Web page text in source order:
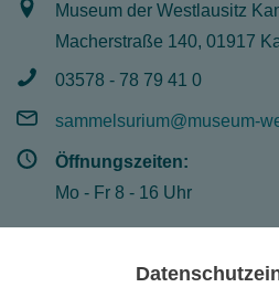
Museum der Westlausitz
Macherstraße 140, 01917
03578 - 78 79 41 0
sammelsurium@museum-
Öffnungszeiten:
Mo - Fr 8 - 16 Uhr